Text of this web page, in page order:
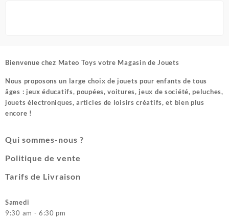
Bienvenue chez Mateo Toys votre Magasin de Jouets
Nous proposons un large choix de jouets pour enfants de tous
âges : jeux éducatifs, poupées, voitures, jeux de société, peluches,
jouets électroniques, articles de loisirs créatifs, et bien plus
encore !
Qui sommes-nous ?
Politique de vente
Tarifs de Livraison
Samedi
9:30 am - 6:30 pm